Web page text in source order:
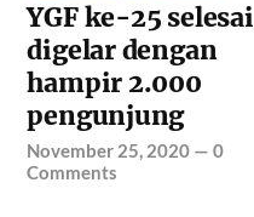
YGF ke-25 selesai
digelar dengan
hampir 2.000
pengunjung
November 25, 2020 —0
Comments